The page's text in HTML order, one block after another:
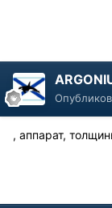
, аппарат,